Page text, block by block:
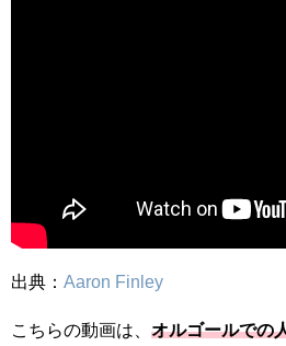
出典： Aaron Finley
こちらの動画は、 オルゴールでの